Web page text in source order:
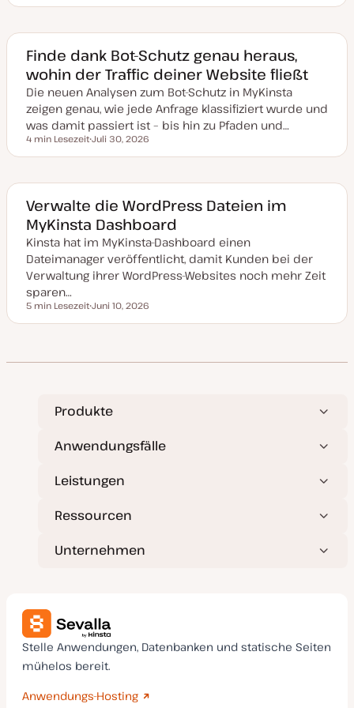
a
a
k
t
u
a
i
s
i
e
Finde dank Bot-Schutz genau heraus,
wohin der Traffic deiner Website fließt
Die neuen Analysen zum Bot-Schutz in MyKinsta
zeigen genau, wie jede Anfrage klassifiziert wurde und
was damit passiert ist – bis hin zu Pfaden und…
Lesezeit
4 min Lesezeit
a
k
t
u
a
i
s
r
t
Juli 30, 2026
Verwalte die WordPress Dateien im
MyKinsta Dashboard
Kinsta hat im MyKinsta-Dashboard einen
Dateimanager veröffentlicht, damit Kunden bei der
Verwaltung ihrer WordPress-Websites noch mehr Zeit
sparen…
Lesezeit
5 min Lesezeit
a
a
a
l
i
t
Juni 10, 2026
Produkte
Anwendungsfälle
Leistungen
Ressourcen
Unternehmen
Stelle Anwendungen, Datenbanken und statische Seiten
mühelos bereit.
Anwendungs-Hosting